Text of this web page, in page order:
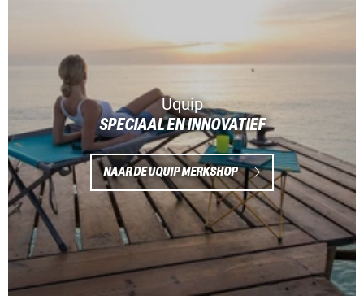
Uquip
SPECIAAL EN INNOVATIEF
NAAR DE UQUIP MERKSHOP